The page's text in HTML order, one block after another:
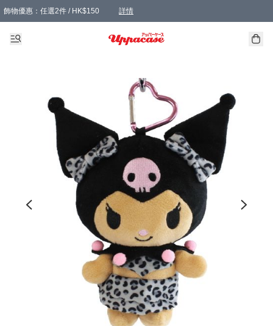
飾物優惠：任選2件 / HK$150 詳情
髮飾優惠：任選2件 / HK$100 詳情
精選襪子優惠：任選3對 / HK$115 詳情
滿額免運：本地訂單滿港幣350元可享免運費優惠